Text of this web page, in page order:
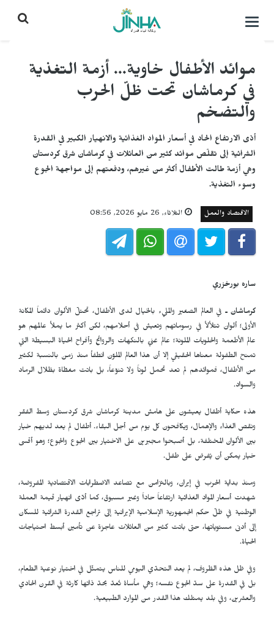
التحكم
موائد الأطفال خاوية... أزمة التغذية
في كرماشان تحت ظلّ الحرب
والتضخم
أدّى الارتفاع الحاد في أسعار المواد الغذائية والانهيار الكبير في القدرة
الشرائية إلى تقلّص موائد كثير من العائلات في كرماشان شرق كردستان
وهي أزمة طالت الأطفال أكثر من غيرهم، ودفعتهم إلى مواجهة الجوع
وسوء التغذية.
الاقتصاد والعمل الثلاثاء, 26 مايو 2026, 08:56
ساره بورخزري
كرماشان ـفي العالم الصغير والمليء بالخيال لدى الأطفال، تحتلّ الألوان دائماً المكانة
الأولى؛ ألوان تتلألأ في رسوماتهم وتعيش في أحلامهم، لكن أكثر ما يملأ عالمهم هو
عالم الأطعمة والحلويات الملونة؛ عالم غنيّ بالنكهات والروائح وأفراح الحياة البسيطة التي
تمنح الطفولة معناها الحقيقي إلا أن هذا العالم الملوّن انطفأ منذ زمن بالنسبة لكثير
من الأطفال، فموائدهم لم تعد تحمل لوناً ولا تنوّعاً، بل باتت مغطّاة بظلال الرماد
والسواد.
هذه حكاية أطفال يعيشون على هامش مدينة كرماشان شرق كردستان وسط الفقر
ونقص الغذاء والإهمال، ويكافحون كل يوم من أجل البقاء. أطفال لم يعد لديهم خيار
بين الألوان المختلفة، بل أصبحوا مجبرين على الاختيار بين الجوع والجوع؛ وهو أقسى
خيار يمكن أن يُفرض على طفل.
ومنذ بداية الحرب في إيران، وبالتزامن مع تصاعد الاضطرابات الاقتصادية المفروضة،
شهدت أسعار المواد الغذائية ارتفاعاً حاداً وغير مسبوق، كما أدّى انهيار قيمة العملة
الوطنية في ظلّ حكم الجمهورية الإسلامية الإيرانية إلى تراجع القدرة الشرائية للسكان
إلى أدنى مستوياتها، حتى باتت كثير من العائلات عاجزة عن تأمين أبسط احتياجات
الحياة.
وفي ظل هذه الظروف، لم يعد التحدّي اليومي للناس يتمثّل في اختيار نوعية الطعام،
بل في القدرة على سدّ الجوع نفسه؛ وهي مأساة تُعدّ بحدّ ذاتها كارثة في القرن الحادي
والعشرين، وفي بلد يمتلك هذا القدر من الموارد الطبيعية.